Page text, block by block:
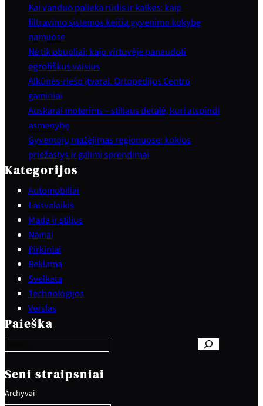
Kai vanduo palieka rūdis ir kalkes: kaip
filtravimo sistemos keičia gyvenimo kokybę
namuose
Ne tik obuoliai: kaip virtuvėje panaudoti
egzotiškus vaisius
Alkūnės-riešo įtvarai. Ortopedijos Centro
gaminiai
Auskarai moterims – stiliaus detalė, kuri atspindi
asmenybę
Gyventojų mažėjimas regionuose: kokios
priežastys ir galimi sprendimai
Kategorijos
Automobiliai
Laisvalaikis
Mada ir stilius
Namai
Pirkiniai
Reklama
Sveikata
Technologijos
Verslas
Paieška
e
a
c
h
Seni straipsniai
Archyvai